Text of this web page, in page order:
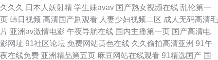
久久久
日本人妖射精 学生妹avav 国产熟女视频在线 乱伦第一
页 韩日视频 高清国产剧观看 人妻少妇视频二区 成人无码高清毛
片 亚洲av激情电影 午夜导航在线 国内主播第一页 国产高清电
影网址 91社区论坛 免费网站黄色在线 久久偷拍高清亚洲 91午
夜在线免费 亚洲精品第五页 麻豆网站在线观看 91精选国产 国